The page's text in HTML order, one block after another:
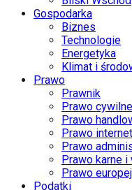
Gospodarka
Biznes
Technologie
Energetyka
Klimat i
Prawo
Prawnik
Prawo cywilne
Prawo
Prawo
Prawo
Prawo karne
Prawo
Podatki